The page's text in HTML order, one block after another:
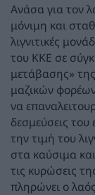
Ανάσα για τον
μόνιμη και
λιγνιτικές
του ΚΚΕ σε
μετάβασης» της
μαζικών
να
δεσμεύσεις
την τιμή του
στα καύσιμα
τις κυρώσεις
πληρώνει ο